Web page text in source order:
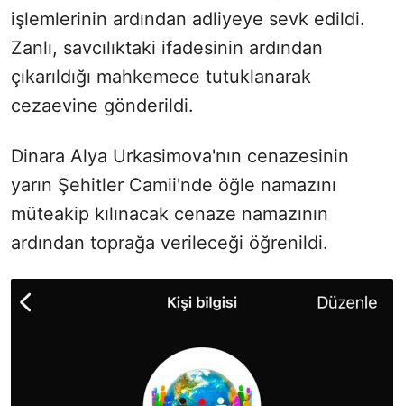
işlemlerinin ardından adliyeye sevk edildi.
Zanlı, savcılıktaki ifadesinin ardından
çıkarıldığı mahkemece tutuklanarak
cezaevine gönderildi.
Dinara Alya Urkasimova'nın cenazesinin
yarın Şehitler Camii'nde öğle namazını
müteakip kılınacak cenaze namazının
ardından toprağa verileceği öğrenildi.